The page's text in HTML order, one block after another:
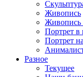
Живопись
Живопись
Портрет в
Портрет
Разное
Текущее